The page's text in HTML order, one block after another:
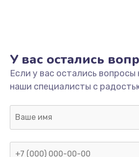
У вас остались
Если у вас остались
наши специалисты с